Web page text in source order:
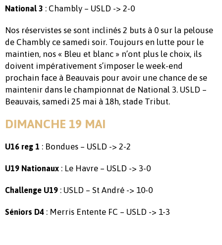
National 3 : Chambly – USLD -> 2-0
Nos réservistes se sont inclinés 2 buts à 0 sur la pelouse
de Chambly ce samedi soir. Toujours en lutte pour le
maintien, nos « Bleu et blanc » n’ont plus le choix, ils
doivent impérativement s’imposer le week-end
prochain face à Beauvais pour avoir une chance de se
maintenir dans le championnat de National 3. USLD –
Beauvais, samedi 25 mai à 18h, stade Tribut.
DIMANCHE 19 MAI
U16 reg 1 : Bondues – USLD -> 2-2
U19 Nationaux : Le Havre – USLD -> 3-0
Challenge U19 : USLD – St André -> 10-0
Séniors D4 : Merris Entente FC – USLD -> 1-3